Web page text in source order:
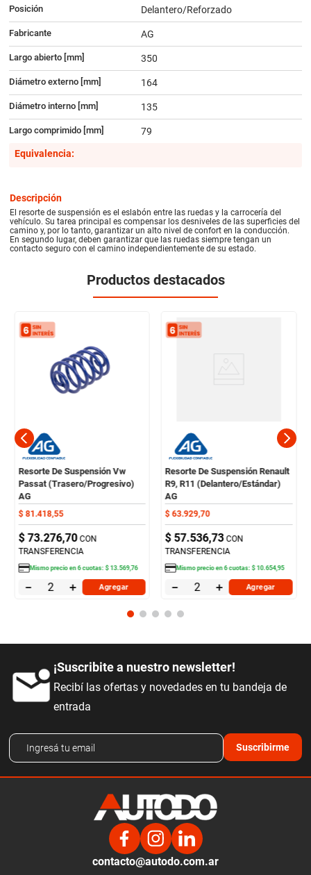
Posición Delantero/Reforzado
Fabricante AG
Largo abierto [mm] 350
Diámetro externo [mm] 164
Diámetro interno [mm] 135
Largo comprimido [mm]
79
Equivalencia:
Descripción
El resorte de suspensión es el eslabón entre las ruedas y la carrocería del
vehículo. Su tarea principal es compensar los desniveles de las superficies del
camino y, por lo tanto, garantizar un alto nivel de confort en la conducción.
En segundo lugar, deben garantizar que las ruedas siempre tengan un
contacto seguro con el camino independientemente de su estado.
Productos destacados
Resorte De Suspensión Vw
Passat (Trasero/Progresivo)
AG
$ 81 .418,55
$ 73.276,70 CON
TRANSFERENCIA
Mismo precio en6cuotas:$ 13.569,76
＋
－ Agregar
Resorte De Suspensión Renault
R9, R11 (Delantero/Estándar)
AG
$ 63.929,70
$ 57.536,73 CON
TRANSFERENCIA
Mismo precio en6cuotas:$ 10.654,95
＋
－ Agregar
¡Suscribite a nuestro newsletter!
Recibí las ofertas y novedades en tu bandeja de
entrada
Suscribirme
contacto@autodo.com.ar